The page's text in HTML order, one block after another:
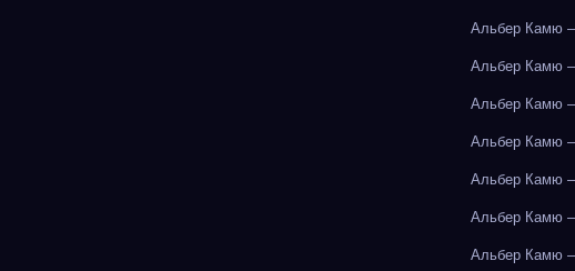
Альбер Камю
Альбер Камю
Альбер Камю
Альбер Камю
Альбер Камю
Альбер Камю
Альбер Камю